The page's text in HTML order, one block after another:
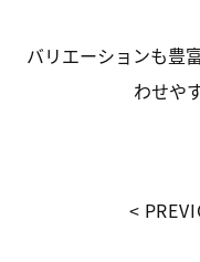
バリエーションも豊
わせや